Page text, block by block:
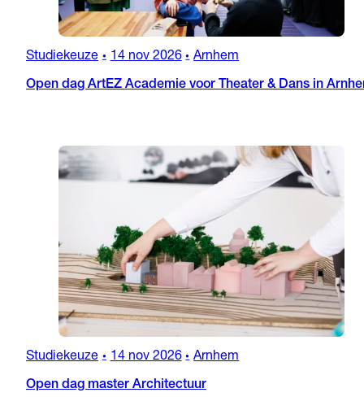
Studiekeuze • 14 nov 2026 • Arnhem
Open dag ArtEZ Academie voor Theater & Dans in
Studiekeuze • 14 nov 2026 • Arnhem
Open dag master Architectuur